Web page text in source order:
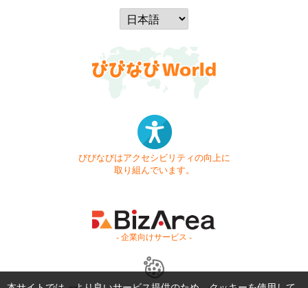
びびなびはアクセシビリティの向上に
取り組んでいます。
- 企業向けサービス -